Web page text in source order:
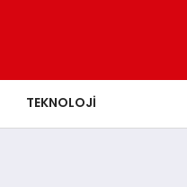
TEKNOLOJI